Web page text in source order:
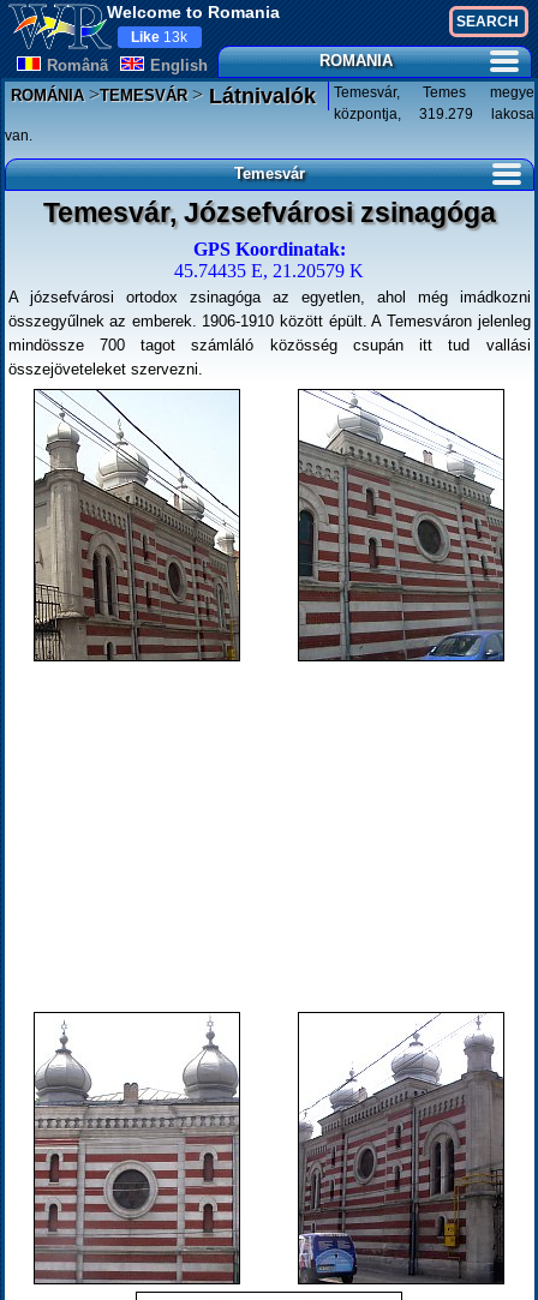
Welcome to Romania
Românã English
Like 13k
ROMANIA
ROMÁNIA>TEMESVÁR>Látnivalók
Temesvár, Temes megye
központja, 319.279 lakosa
van.
Temesvár
Temesvár, Józsefvárosi zsinagóga
GPS Koordinatak:
45.74435 E, 21.20579 K
A józsefvárosi ortodox zsinagóga az egyetlen, ahol még imádkozni
összegyűlnek az emberek. 1906-1910 között épült. A Temesváron jelenleg
mindössze 700 tagot számláló közösség csupán itt tud vallási
összejöveteleket szervezni.